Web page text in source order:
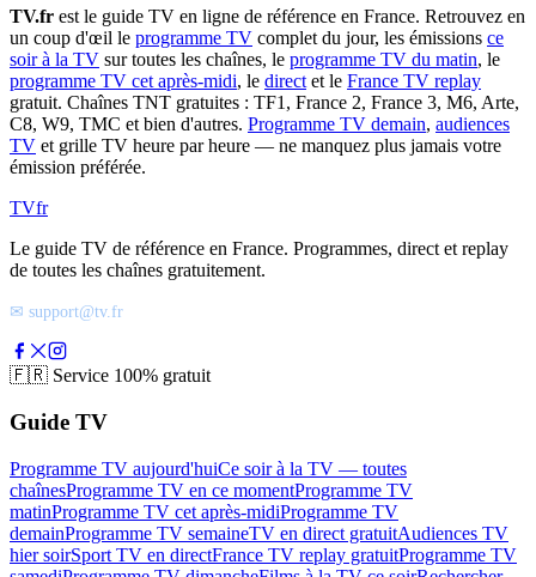
TV.fr est le guide TV en ligne de référence en France. Retrouvez en
un coup d'œil le programme TV complet du jour, les émissions ce
soir à la TV sur toutes les chaînes, le programme TV du matin, le
programme TV cet après-midi, le direct et le France TV replay
gratuit. Chaînes TNT gratuites : TF1, France 2, France 3, M6, Arte,
C8, W9, TMC et bien d'autres. Programme TV demain, audiences
TV et grille TV heure par heure — ne manquez plus jamais votre
émission préférée.
TVfr
Le guide TV de référence en France. Programmes, direct et replay
de toutes les chaînes gratuitement.
✉ support@tv.fr
🇫🇷 Service 100% gratuit
Guide TV
Programme TV aujourd'huiCe soir à la TV — toutes
chaînesProgramme TV en ce momentProgramme TV
matinProgramme TV cet après-midiProgramme TV
demainProgramme TV semaineTV en direct gratuitAudiences TV
hier soirSport TV en directFrance TV replay gratuitProgramme TV